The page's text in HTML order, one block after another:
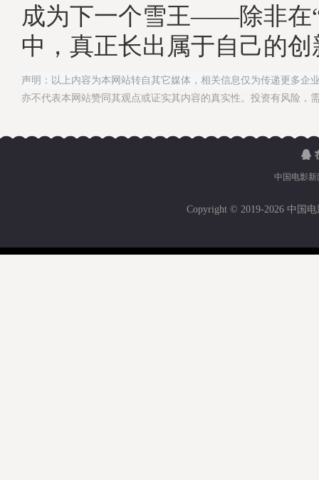
成为下一个雪王——除非在
中，真正长出属于自己的
声明：以上内容为本网站转自其它媒体，相关信息仅为传递更多企
亦不代表本网站赞同其观点或证实其内容的真实性。投资有风险，
中国电影新
Copyright © 2019-2026 中国